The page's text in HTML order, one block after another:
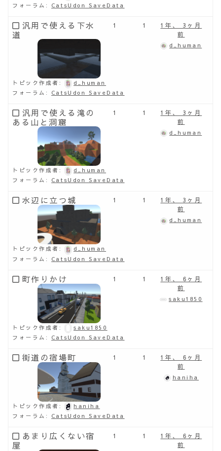
フォーラム: CatsUdon SaveData
汎用で使える下水
道
トピック作成者:
d_human
フォーラム: CatsUdon SaveData
1 1
1年、 3ヶ月
前
d_human
汎用で使える滝の
ある山と洞窟
トピック作成者:
d_human
フォーラム: CatsUdon SaveData
1 1
1年、 3ヶ月
前
d_human
水辺に立つ城
トピック作成者:
d_human
フォーラム: CatsUdon SaveData
1 1
1年、 3ヶ月
前
d_human
町作りかけ
トピック作成者:
saku1850
フォーラム: CatsUdon SaveData
1 1
1年、 6ヶ月
前
saku1850
街道の宿場町
トピック作成者:
haniha
フォーラム: CatsUdon SaveData
1 1
1年、 6ヶ月
前
haniha
あまり広くない宿
屋
1 1
1年、 6ヶ月
前